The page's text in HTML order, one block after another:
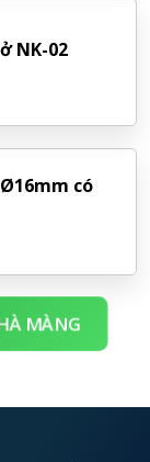
NK-02
có
MÀNG